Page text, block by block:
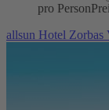
pro Person
allsun Hotel Zorbas